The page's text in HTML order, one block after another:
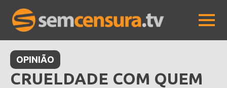
OPINIÃO
CRUELDADE COM QUEM